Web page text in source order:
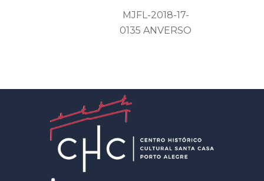
MJFL-2018-17-
0135 ANVERSO